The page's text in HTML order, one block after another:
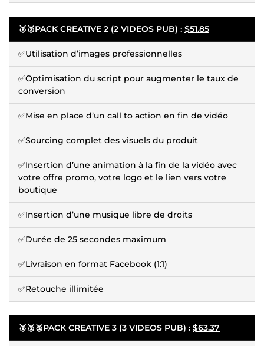
🥈🥈PACK CREATIVE 2 (2 VIDEOS PUB) : $51.85
✅Utilisation d’images professionnelles
✅Optimisation du script pour augmenter le taux de
conversion
✅Mise en place d’un call to action en fin de vidéo
✅Sourcing complet des visuels du produit
✅Insertion d’une animation à la fin de la vidéo avec
votre offre promo, votre logo et le lien vers votre
boutique
✅Insertion d’une musique libre de droits
✅Durée de 25 secondes maximum
✅Livraison en format Facebook (1:1)
✅Retouche illimitée
🥈🥈🥈PACK CREATIVE 3 (3 VIDEOS PUB) : $63.37